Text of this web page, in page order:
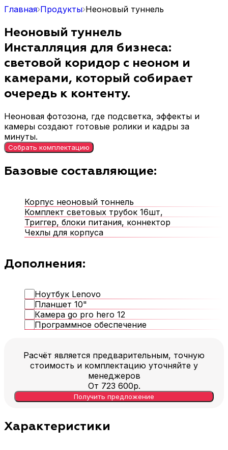
Главная Продукты Неоновый туннель
Неоновый туннель
Инсталляция для бизнеса:
световой коридор с неоном и
камерами, который собирает
очередь к контенту.
Неоновая фотозона, где подсветка, эффекты и
камеры создают готовые ролики и кадры за
минуты.
Собрать комплектацию
Базовые составляющие:
Корпус неоновый тоннель
Комплект световых трубок 16шт,
Триггер, блоки питания, коннектор
Чехлы для корпуса
Дополнения:
Ноутбук Lenovo
Планшет 10"
Камера go pro hero 12
Программное обеспечение
Расчёт является предварительным, точную
стоимость и комплектацию уточняйте у
менеджеров
От 723 600р.
Получить предложение
Характеристики